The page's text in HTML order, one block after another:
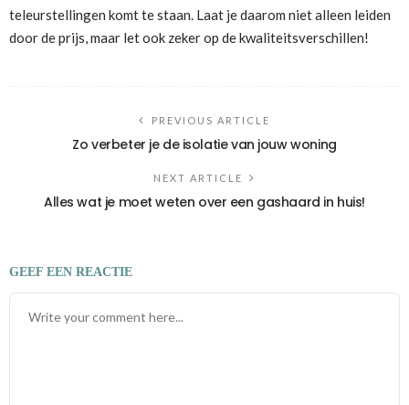
teleurstellingen komt te staan. Laat je daarom niet alleen leiden
door de prijs, maar let ook zeker op de kwaliteitsverschillen!
PREVIOUS ARTICLE
Zo verbeter je de isolatie van jouw woning
NEXT ARTICLE
Alles wat je moet weten over een gashaard in huis!
GEEF EEN REACTIE